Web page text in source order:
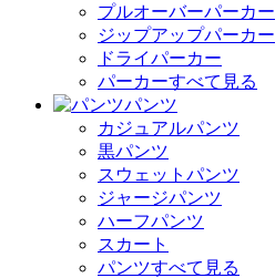
プルオーバーパーカー
ジップアップパーカー
ドライパーカー
パーカーすべて見る
パンツ
カジュアルパンツ
黒パンツ
スウェットパンツ
ジャージパンツ
ハーフパンツ
スカート
パンツすべて見る